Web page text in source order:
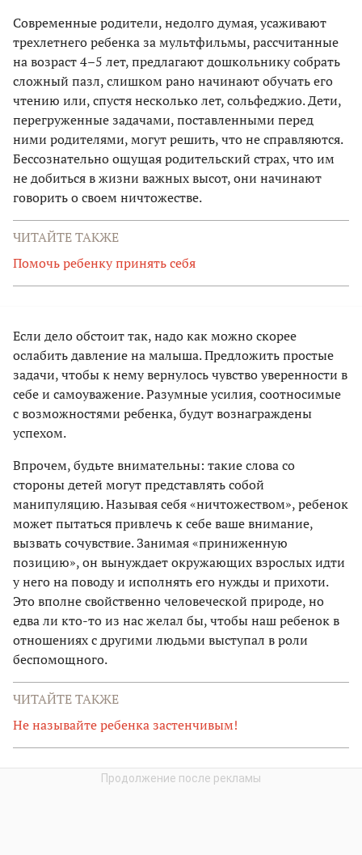
Современные родители, недолго думая, усаживают
трехлетнего ребенка за мультфильмы, рассчитанные
на возраст 4–5 лет, предлагают дошкольнику собрать
сложный пазл, слишком рано начинают обучать его
чтению или, спустя несколько лет, сольфеджио. Дети,
перегруженные задачами, поставленными перед
ними родителями, могут решить, что не справляются.
Бессознательно ощущая родительский страх, что им
не добиться в жизни важных высот, они начинают
говорить о своем ничтожестве.
ЧИТАЙТЕ ТАКЖЕ
Помочь ребенку принять себя
Если дело обстоит так, надо как можно скорее
ослабить давление на малыша. Предложить простые
задачи, чтобы к нему вернулось чувство уверенности в
себе и самоуважение. Разумные усилия, соотносимые
с возможностями ребенка, будут вознаграждены
успехом.
Впрочем, будьте внимательны: такие слова со
стороны детей могут представлять собой
манипуляцию. Называя себя «ничтожеством», ребенок
может пытаться привлечь к себе ваше внимание,
вызвать сочувствие. Занимая «приниженную
позицию», он вынуждает окружающих взрослых идти
у него на поводу и исполнять его нужды и прихоти.
Это вполне свойственно человеческой природе, но
едва ли кто-то из нас желал бы, чтобы наш ребенок в
отношениях с другими людьми выступал в роли
беспомощного.
ЧИТАЙТЕ ТАКЖЕ
Не называйте ребенка застенчивым!